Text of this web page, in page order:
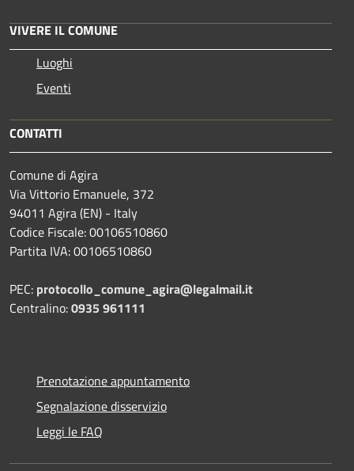
VIVERE IL COMUNE
Luoghi
Eventi
CONTATTI
Comune di Agira
Via Vittorio Emanuele, 372
94011 Agira (EN) - Italy
Codice Fiscale: 00106510860
Partita IVA: 00106510860
PEC: protocollo_comune_agira@legalmail.it
Centralino:0935 961111
Prenotazione appuntamento
Segnalazione disservizio
Leggi le FAQ